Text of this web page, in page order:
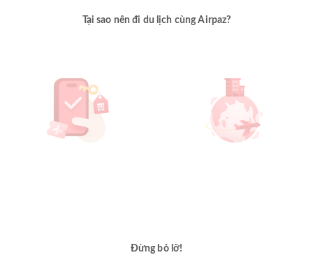
Tại sao nên đi du lịch cùng Airpaz?
Đừng bỏ lỡ!